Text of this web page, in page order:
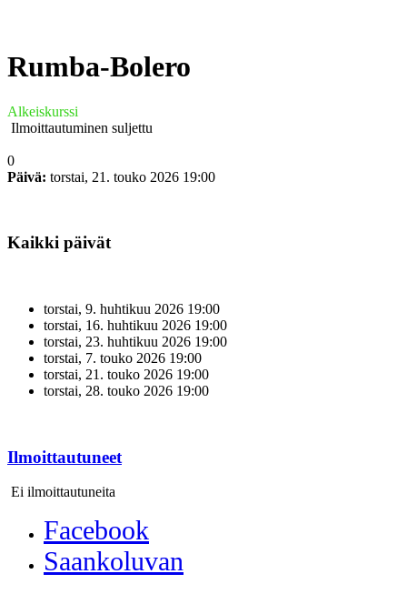
Rumba-Bolero
Alkeiskurssi
Ilmoittautuminen suljettu
0
Päivä: torstai, 21. touko 2026 19:00
Kaikki päivät
torstai, 9. huhtikuu 2026 19:00
torstai, 16. huhtikuu 2026 19:00
torstai, 23. huhtikuu 2026 19:00
torstai, 7. touko 2026 19:00
torstai, 21. touko 2026 19:00
torstai, 28. touko 2026 19:00
Ilmoittautuneet
Ei ilmoittautuneita
Facebook
Saankoluvan